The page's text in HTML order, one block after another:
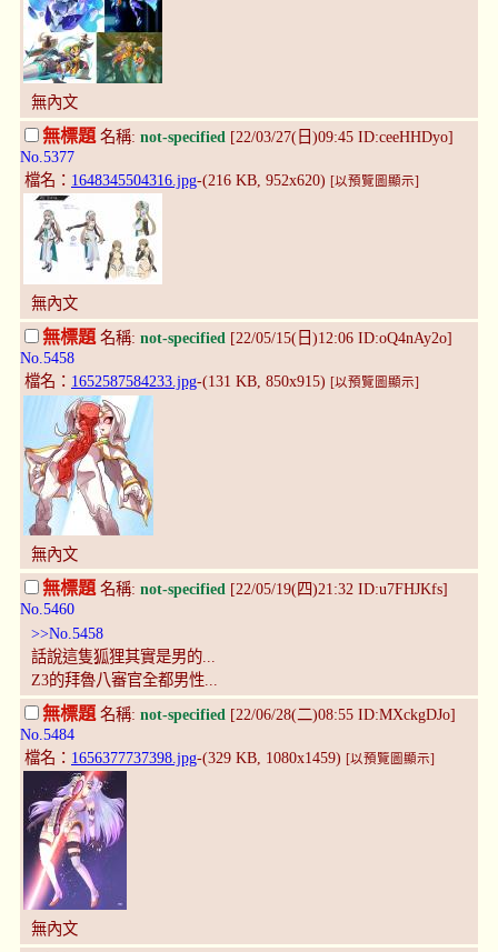
無內文
無標題 名稱: not-specified [22/03/27(日)09:45 ID:ceeHHDyo]
No.5377
檔名： 1648345504316.jpg-(216 KB, 952x620) [以預覽圖顯示]
無內文
無標題名稱: not-specified [22/05/15(日)12:06 ID:oQ4nAy2o]
No.5458
檔名： 1652587584233.jpg-(131 KB, 850x915) [以預覽圖顯示]
無內文
無標題 名稱: not-specified [22/05/19(四)21:32 ID:u7FHJKfs]
No.5460
>>No.5458
話說這隻狐狸其實是男的...
Z3的拜魯八審官全都男性...
無標題 名稱: not-specified [22/06/28(二)08:55 ID:MXckgDJo]
No.5484
檔名： 1656377737398.jpg-(329 KB, 1080x1459) [以預覽圖顯示]
無內文